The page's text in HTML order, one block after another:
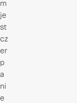
m
je
st
cz
er
p
a
ni
e